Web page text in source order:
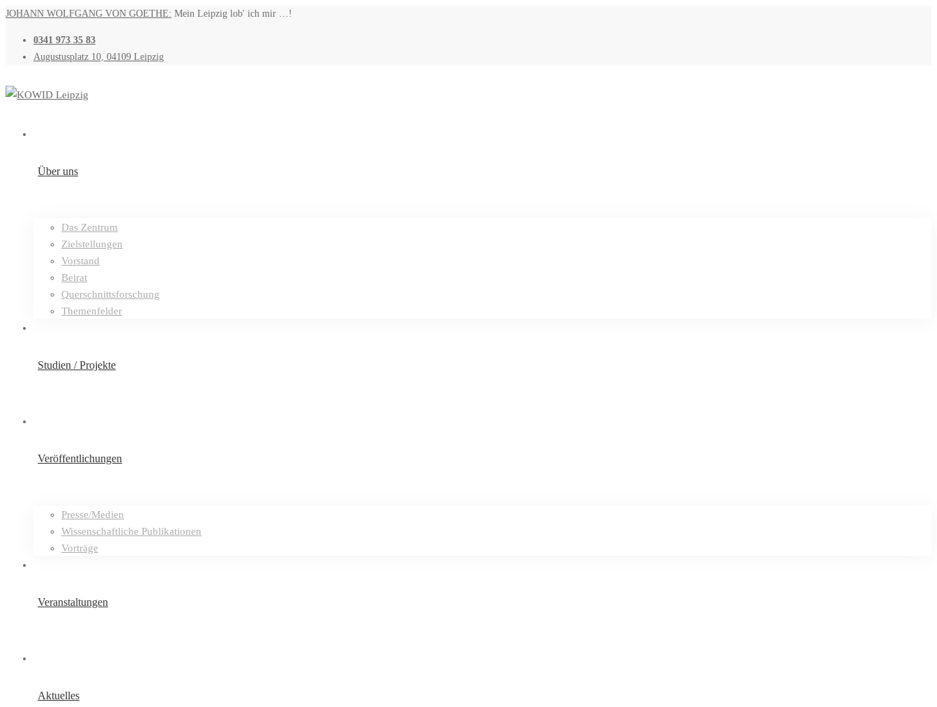
JOHANN WOLFGANG VON GOETHE: Mein Leipzig lob' ich mir …!
0341 973 35 83
Augustusplatz 10, 04109 Leipzig
Über uns
Das Zentrum
Zielstellungen
Vorstand
Beirat
Querschnittsforschung
Themenfelder
Studien / Projekte
Veröffentlichungen
Presse/Medien
Wissenschaftliche Publikationen
Vorträge
Veranstaltungen
Aktuelles